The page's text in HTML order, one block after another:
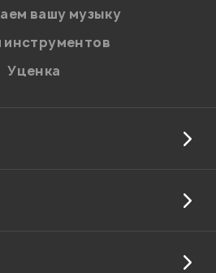
число:
вашу музыку
инструментов
Уценка